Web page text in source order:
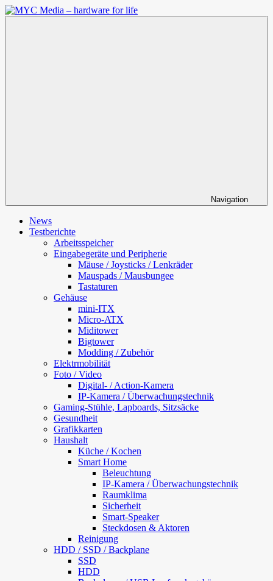
Zum
Inhalt
Navigation
News
Testberichte
Arbeitsspeicher
Eingabegeräte und Peripherie
Mäuse / Joysticks / Lenkräder
Mauspads / Mausbungee
Tastaturen
Gehäuse
mini-ITX
Micro-ATX
Miditower
Bigtower
Modding / Zubehör
Elektrmobilität
Foto / Video
Digital- / Action-Kamera
IP-Kamera / Überwachungstechnik
Gaming-Stühle, Lapboards, Sitzsäcke
Gesundheit
Grafikkarten
Haushalt
Küche / Kochen
Smart Home
Beleuchtung
IP-Kamera / Überwachungstechnik
Raumklima
Sicherheit
Smart-Speaker
Steckdosen & Aktoren
Reinigung
HDD / SSD / Backplane
SSD
HDD